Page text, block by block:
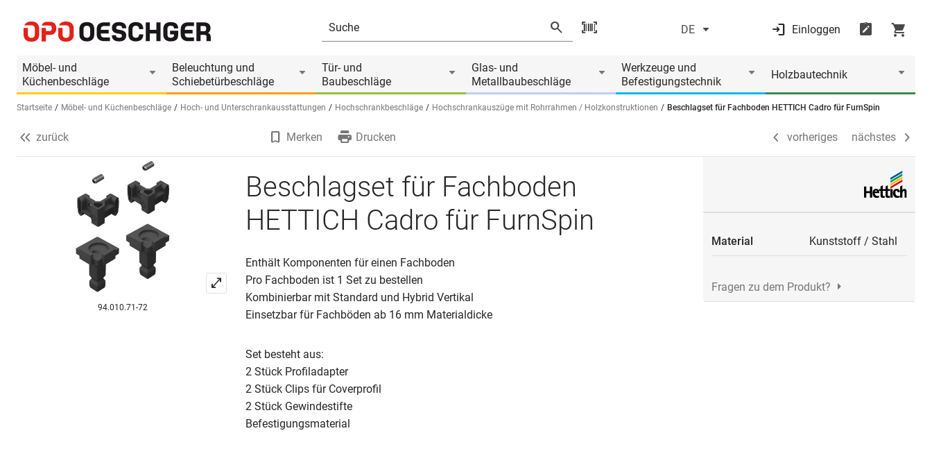
DE Einloggen
Möbel- und
Küchenbeschläge
Beleuchtung und
Schiebetürbeschläge
Tür- und
Baubeschläge
Glas- und
Metallbaubeschläge
Werkzeuge und
Befestigungstechnik
Holzbautechnik
Sprache wählen (DE)
Startseite Möbel- und Küchenbeschläge Hoch- und Unterschrankausstattungen Hochschrankbeschläge Hochschrankauszüge mit Rohrrahmen / Holzkonstruktionen Beschlagset für Fachboden HETTICH Cadro für FurnSpin
Produktinformationen
Produkt ist Zubehör von vorheriges nächstes
zurück Merken Drucken vorheriges nächstes
94.010.71-72
Beschlagset für Fachboden
HETTICH Cadro für FurnSpin
Enthält Komponenten für einen Fachboden
Pro Fachboden ist 1 Set zu bestellen
Kombinierbar mit Standard und Hybrid Vertikal
Einsetzbar für Fachböden ab 16 mm Materialdicke
Set besteht aus:
2 Stück Profiladapter
2 Stück Clips für Coverprofil
2 Stück Gewindestifte
Befestigungsmaterial
Material Kunststoff / Stahl
Fragen zu dem Produkt?